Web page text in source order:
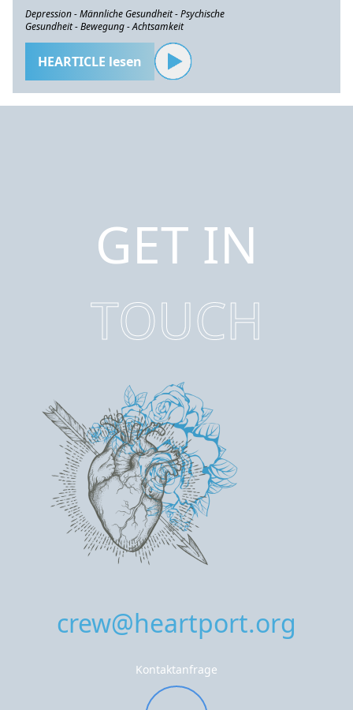
Depression - Männliche Gesundheit - Psychische
Gesundheit - Bewegung - Achtsamkeit
HEARTICLE lesen
GET IN
TOUCH
crew@heartport.org
Kontaktanfrage